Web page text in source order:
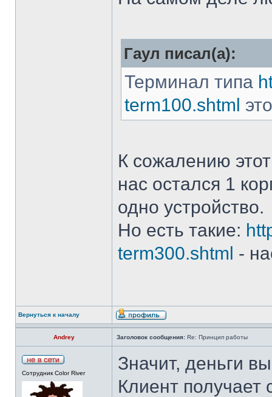
Гаул писал(а):
Терминал типа
term100.shtml
К сожалению
нас остался 1
одно устройство.
Но есть такие:
term300.shtml -
Вернуться к началу
Andrey Заголовок сообщения: Re: Принцип работы
Сотрудник Color River
Значит, деньги
Клиент получает